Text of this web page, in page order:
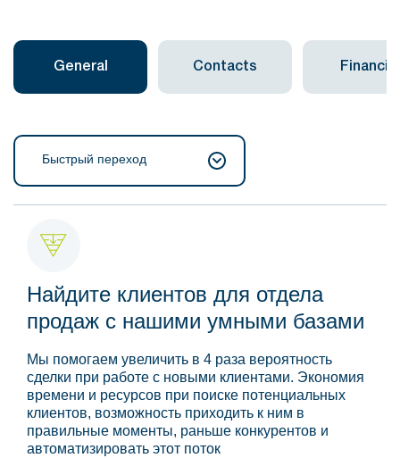
General Contacts Financial
Быстрый переход
Найдите клиентов для отдела
продаж с нашими умными базами
Мы помогаем увеличить в 4 раза вероятность
сделки при работе с новыми клиентами. Экономия
времени и ресурсов при поиске потенциальных
клиентов, возможность приходить к ним в
правильные моменты, раньше конкурентов и
автоматизировать этот поток